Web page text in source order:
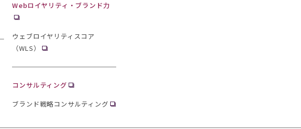
Webロイヤリティ・ブランド力
ウェブロイヤリティスコア
（WLS）
コンサルティング
ブランド戦略コンサルティング